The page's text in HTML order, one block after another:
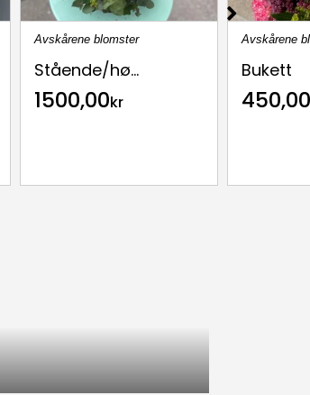
Avskårene blomster
Stående/hø...
1500,00kr
Avskårene
Bukett
450,00